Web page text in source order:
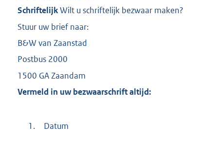
e
:
SchriftelijkWilt u schriftelijk bezwaar maken?
Stuur uw brief naar:
B&W van Zaanstad
Postbus 2000
1500 GA Zaandam
Vermeld in uw bezwaarschrift altijd:
1. Datum